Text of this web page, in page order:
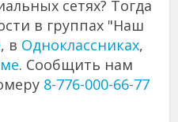
сетях? Тогда
в группах "Наш
, в Одноклассниках,
. Сообщить нам
8-776-000-66-77